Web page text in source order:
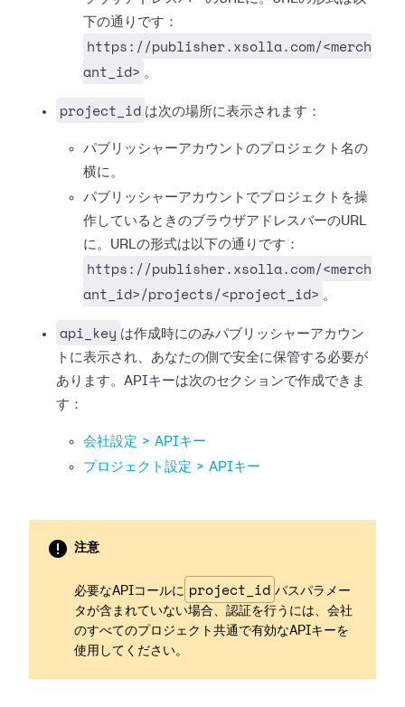
下の通りです：
https://publisher.xsolla.com/<merch
ant_id> 。
project_id は次の場所に表示されます：
パブリッシャーアカウントのプロジェクト名の
横に。
パブリッシャーアカウントでプロジェクトを操
作しているときのブラウザアドレスバーのURL
に。URLの形式は以下の通りです：
https://publisher.xsolla.com/<merch
ant_id>/projects/<project_id> 。
api_key は作成時にのみパブリッシャーアカウン
トに表示され、あなたの側で安全に保管する必要が
あります。APIキーは次のセクションで作成できま
す：
会社設定 > APIキー
プロジェクト設定 > APIキー
注意
必要なAPIコールに project_id パスパラメー
タが含まれていない場合、認証を行うには、会社
のすべてのプロジェクト共通で有効なAPIキーを
使用してください。